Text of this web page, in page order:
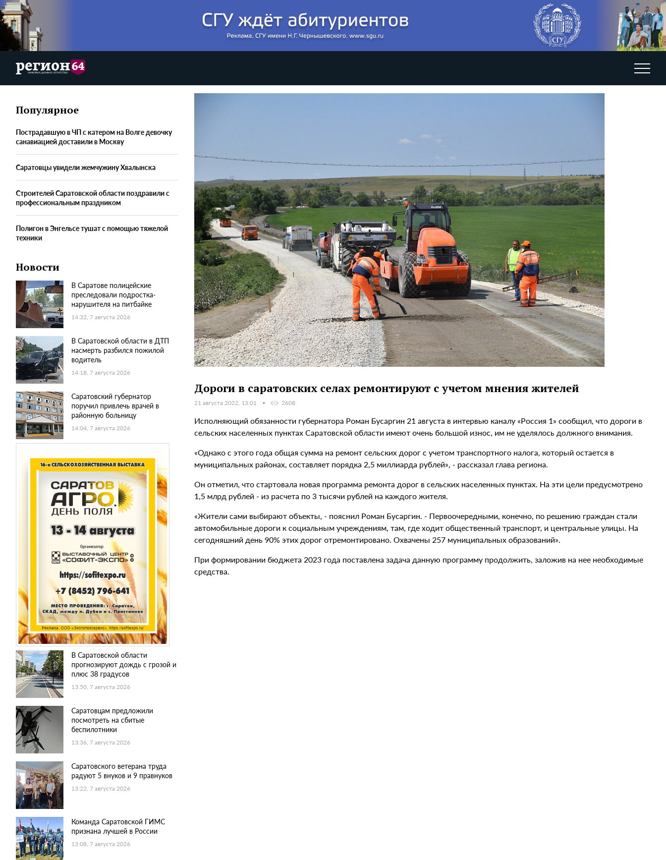
Популярное
Пострадавшую в ЧП с катером на Волге девочку
санавиацией доставили в Москву
Саратовцы увидели жемчужину Хвалынска
Строителей Саратовской области поздравили с
профессиональным праздником
Полигон в Энгельсе тушат с помощью тяжелой
техники
Новости
В Саратове полицейские
преследовали подростка-
нарушителя на питбайке
14:32, 7 августа 2026
В Саратовской области в ДТП
насмерть разбился пожилой
водитель
14:18, 7 августа 2026
Саратовский губернатор
поручил привлечь врачей в
районную больницу
14:04, 7 августа 2026
В Саратовской области
прогнозируют дождь с грозой и
плюс 38 градусов
13:50, 7 августа 2026
Саратовцам предложили
посмотреть на сбитые
беспилотники
13:36, 7 августа 2026
Саратовского ветерана труда
радуют 5 внуков и 9 правнуков
13:22, 7 августа 2026
Команда Саратовской ГИМС
признана лучшей в России
13:08, 7 августа 2026
Дороги в саратовских селах ремонтируют с учетом мнения жителей
21 августа 2022, 13:01 2608
Исполняющий обязанности губернатора Роман Бусаргин 21 августа в интервью каналу «Россия 1» сообщил, что дороги в
сельских населенных пунктах Саратовской области имеют очень большой износ, им не уделялось должного внимания.
«Однако с этого года общая сумма на ремонт сельских дорог с учетом транспортного налога, который остается в
муниципальных районах, составляет порядка 2,5 миллиарда рублей», - рассказал глава региона.
Он отметил, что стартовала новая программа ремонта дорог в сельских населенных пунктах. На эти цели предусмотрено
1,5 млрд рублей - из расчета по 3 тысячи рублей на каждого жителя.
«Жители сами выбирают объекты, - пояснил Роман Бусаргин. - Первоочередными, конечно, по решению граждан стали
автомобильные дороги к социальным учреждениям, там, где ходит общественный транспорт, и центральные улицы. На
сегодняшний день 90% этих дорог отремонтировано. Охвачены 257 муниципальных образований».
При формировании бюджета 2023 года поставлена задача данную программу продолжить, заложив на нее необходимые
средства.